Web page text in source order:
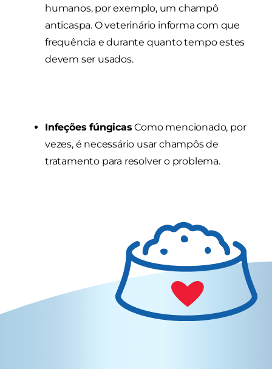
humanos, por exemplo, um champô
anticaspa. O veterinário informa com que
frequência e durante quanto tempo estes
devem ser usados.
Infeções fúngicas Como mencionado, por
vezes, é necessário usar champôs de
tratamento para resolver o problema.